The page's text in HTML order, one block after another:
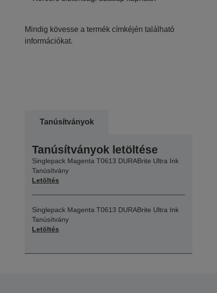
Mindig kövesse a termék címkéjén található
információkat.
Tanúsítványok
Tanúsítványok letöltése
Singlepack Magenta T0613 DURABrite Ultra Ink
Tanúsítvány
Letöltés
Singlepack Magenta T0613 DURABrite Ultra Ink
Tanúsítvány
Letöltés